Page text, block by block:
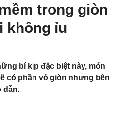
trong giòn
không ỉu
bí kịp đặc biệt này, món
có phần vỏ giòn nhưng bên
dẫn.